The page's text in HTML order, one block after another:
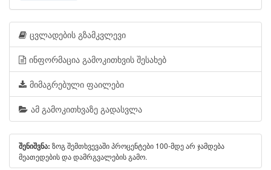
ცვლადების გზამკვლევი
ინფორმაცია გამოკითხვის შესახებ
მიმაგრებული ფაილები
ამ გამოკითხვაზე გადასვლა
შენიშვნა: ზოგ შემთხვევაში პროცენტები 100-მდე არ ჯამდება
მეათედების და დამრგვალების გამო.